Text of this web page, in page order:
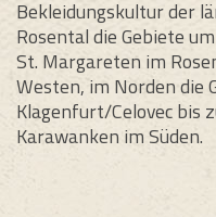
Bekleidungskultur der
Rosental die Gebiete
St. Margareten im
Westen, im Norden die
Klagenfurt/Celovec bis
Karawanken im Süden.